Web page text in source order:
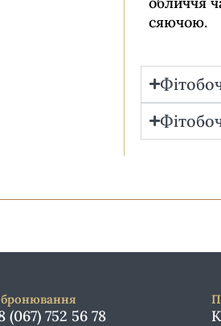
сяючою.
бронювання
(067) 752 56 78